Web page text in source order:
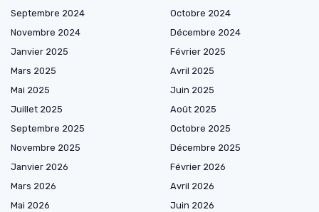
Septembre 2024
Octobre 2024
Novembre 2024
Décembre 2024
Janvier 2025
Février 2025
Mars 2025
Avril 2025
Mai 2025
Juin 2025
Juillet 2025
Août 2025
Septembre 2025
Octobre 2025
Novembre 2025
Décembre 2025
Janvier 2026
Février 2026
Mars 2026
Avril 2026
Mai 2026
Juin 2026